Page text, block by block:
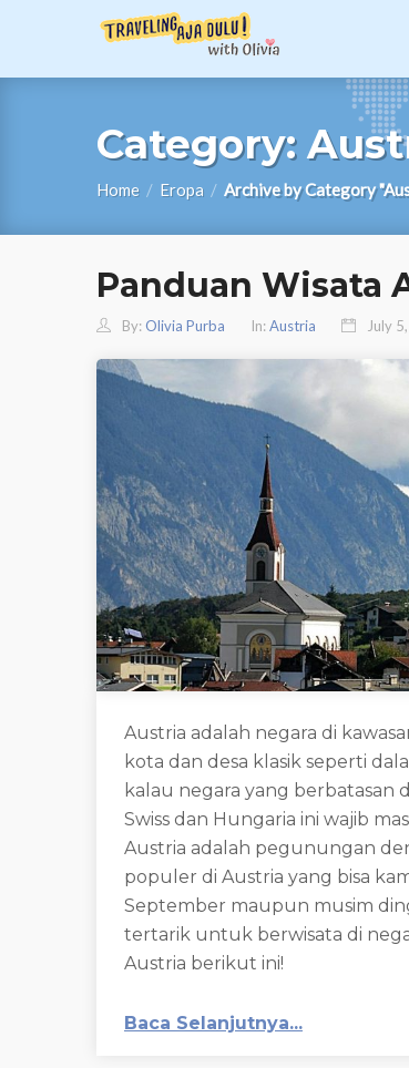
Category:
Home / Eropa / Archive by Category
Panduan Wisata
By: Olivia Purba In: Austria July
Austria adalah negara di
kota dan desa klasik seperti
kalau negara yang berbatasan
Swiss dan Hungaria ini wajib
Austria adalah pegunungan
populer di Austria yang bisa
September maupun musim
tertarik untuk berwisata di
Austria berikut ini!
Baca Selanjutnya...